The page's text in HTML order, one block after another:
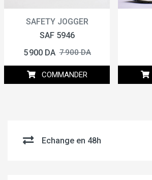
SAFETY JOGGER
SAF 5946
5 900 DA 7 900 DA
COMMANDER
Echange en 48h